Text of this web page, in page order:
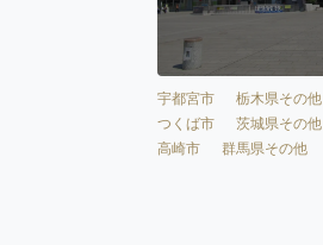
宇都宮市 栃木県その他
つくば市
茨城県その他
高崎市
群馬県その他